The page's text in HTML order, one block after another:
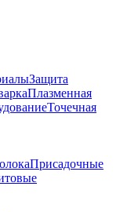
Защита
Плазменная
Точечная
Присадочные